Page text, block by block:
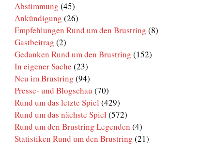
Abstimmung (45)
Ankündigung (26)
Empfehlungen Rund um den Brustring (8)
Gastbeitrag (2)
Gedanken Rund um den Brustring (152)
In eigener Sache (23)
Neu im Brustring (94)
Presse- und Blogschau (70)
Rund um das letzte Spiel (429)
Rund um das nächste Spiel (572)
Rund um den Brustring Legenden (4)
Statistiken Rund um den Brustring (21)